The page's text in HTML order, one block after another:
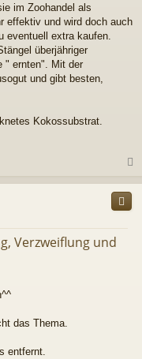
im Zoohandel als
effektiv und wird doch auch
eventuell extra kaufen.
überjähriger
" ernten". Mit der
und gibt besten,
Kokossubstrat.
c
Verzweiflung und
das Thema.
entfernt.